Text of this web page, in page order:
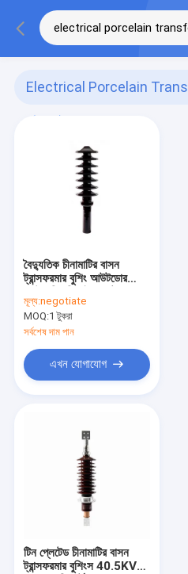
Electrical Porcelain
বৈদ্যুতিক চীনামাটির বাসন
ট্রান্সফরমার বুশিং আউটডোর
কাস্টমাইজড
মূল্য:negotiate
MOQ:1 টুকরা
সর্বশেষ দাম পান
এখন যোগাযোগ
টিন প্লেটেড চীনামাটির বাসন
ট্রান্সফরমার বুশিংস 40.5KV